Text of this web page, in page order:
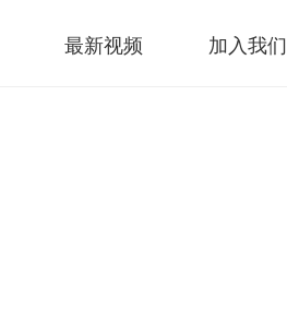
最新视频 加入我们